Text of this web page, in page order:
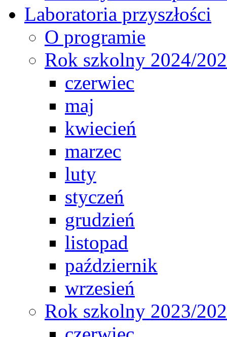
Laboratoria przyszłości
O programie
Rok szkolny 2024/
czerwiec
maj
kwiecień
marzec
luty
styczeń
grudzień
listopad
październik
wrzesień
Rok szkolny 2023/